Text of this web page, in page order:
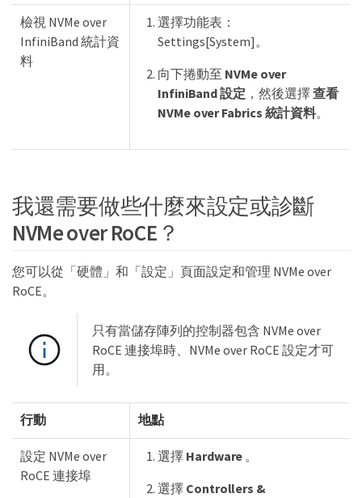
檢視 NVMe over
InfiniBand 統計資
料
選擇功能表：
Settings[System]。
向下捲動至 NVMe over
InfiniBand 設定 ，然後選擇查看
NVMe over Fabrics 統計資料。
我還需要做些什麼來設定或診斷
NVMe over RoCE？
您可以從「硬體」和「設定」頁面設定和管理 NVMe over
RoCE。
只有當儲存陣列的控制器包含 NVMe over
RoCE 連接埠時、NVMe over RoCE 設定才可
用。
行動 地點
設定 NVMe over
RoCE 連接埠
選擇 Hardware 。
選擇 Controllers &